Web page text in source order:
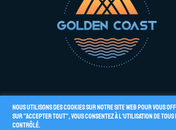
© 2026 GOLDEN COAST
Nous utilisons des cookies sur notre site Web pour vous
sur "Accepter tout", vous consentez à l'utilisation de
contrôlé.